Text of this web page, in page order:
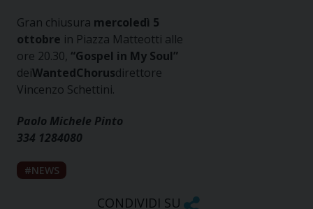
Gran chiusura mercoledì 5
ottobre in Piazza Matteotti alle
ore 20.30, “Gospel in My Soul”
deiWantedChorusdirettore
Vincenzo Schettini.
Paolo Michele Pinto
334 1284080
NEWS
CONDIVIDI SU